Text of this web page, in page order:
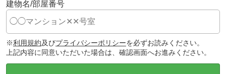
建物名/部屋番号
※利用規約及びプライバシーポリシーを必ずお読みください。
上記内容に同意いただいた場合は、確認画面へお進みください。